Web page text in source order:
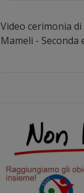
Video cerimonia
Mameli - Seconda